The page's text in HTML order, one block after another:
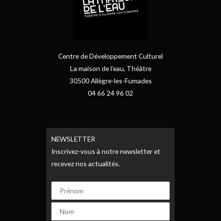
Centre de Développement Culturel
La maison de l’eau, Théâtre
30500 Allègre-les-Fumades
04 66 24 96 02
NEWSLETTER
Inscrivez-vous à notre newsletter et
recevez nos actualités.